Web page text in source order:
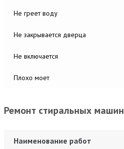
Не греет воду
Не закрывается дверца
Не включается
Плохо моет
Ремонт стиральных машин
Наименование работ